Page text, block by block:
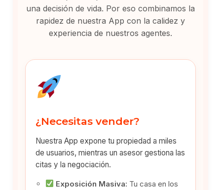
una decisión de vida. Por eso combinamos la
rapidez de nuestra App con la calidez y
experiencia de nuestros agentes.
¿Necesitas vender?
Nuestra App expone tu propiedad a miles
de usuarios, mientras un asesor gestiona las
citas y la negociación.
Exposición Masiva: Tu casa en los